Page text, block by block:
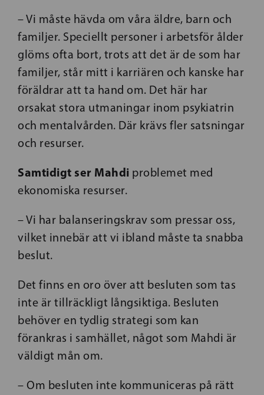
– Vi måste hävda om våra äldre, barn och
familjer. Speciellt personer i arbetsför ålder
glöms ofta bort, trots att det är de som har
familjer, står mitt i karriären och kanske har
föräldrar att ta hand om. Det här har
orsakat stora utmaningar inom psykiatrin
och mentalvården. Där krävs fler satsningar
och resurser.
Samtidigt ser Mahdi problemet med
ekonomiska resurser.
– Vi har balanseringskrav som pressar oss,
vilket innebär att vi ibland måste ta snabba
beslut.
Det finns en oro över att besluten som tas
inte är tillräckligt långsiktiga. Besluten
behöver en tydlig strategi som kan
förankras i samhället, något som Mahdi är
väldigt mån om.
– Om besluten inte kommuniceras på rätt